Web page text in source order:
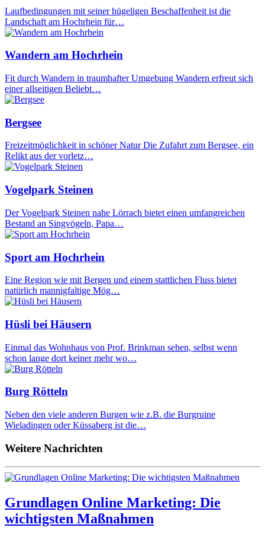
Laufbedingungen mit seiner hügeligen Beschaffenheit ist die
Landschaft am Hochrhein für…
Wandern am Hochrhein
Fit durch Wandern in traumhafter Umgebung Wandern erfreut sich
einer allseitigen Beliebt…
Bergsee
Freizeitmöglichkeit in schöner Natur Die Zufahrt zum Bergsee, ein
Relikt aus der vorletz…
Vogelpark Steinen
Der Vogelpark Steinen nahe Lörrach bietet einen umfangreichen
Bestand an Singvögeln, Papa…
Sport am Hochrhein
Eine Region wie mit Bergen und einem stattlichen Fluss bietet
natürlich mannigfaltige Mög…
Hüsli bei Häusern
Einmal das Wohnhaus von Prof. Brinkman sehen, selbst wenn
schon lange dort keiner mehr wo…
Burg Rötteln
Neben den viele anderen Burgen wie z.B. die Burgruine
Wieladingen oder Küssaberg ist die…
Weitere Nachrichten
Grundlagen Online Marketing: Die
wichtigsten Maßnahmen